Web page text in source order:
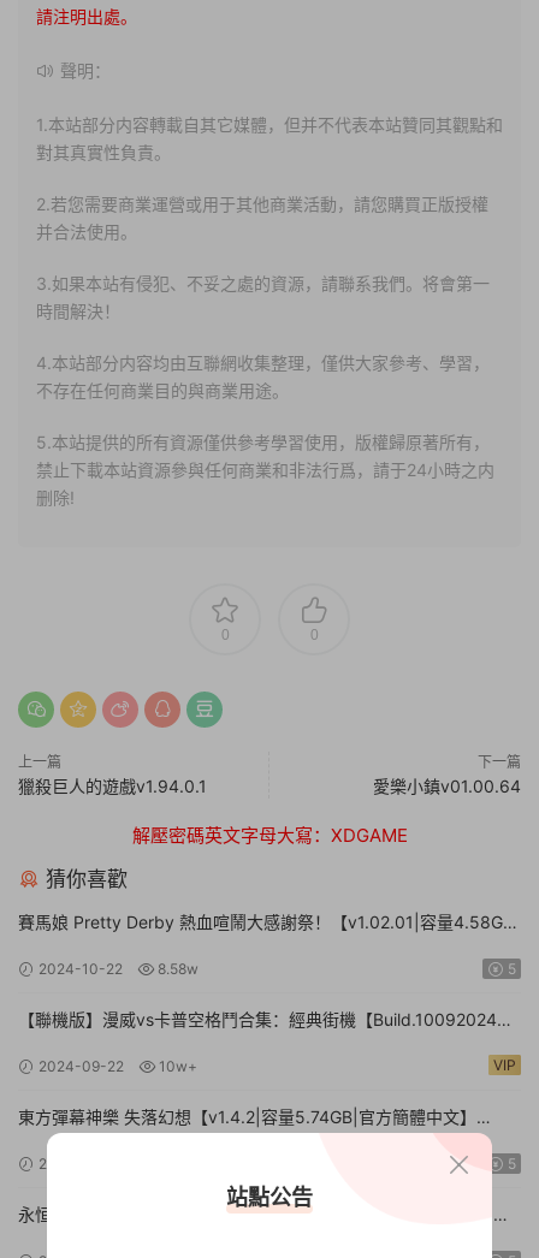
請注明出處。
聲明：
1.本站部分内容轉載自其它媒體，但并不代表本站贊同其觀點和
對其真實性負責。
2.若您需要商業運營或用于其他商業活動，請您購買正版授權
并合法使用。
3.如果本站有侵犯、不妥之處的資源，請聯系我們。将會第一
時間解決！
4.本站部分内容均由互聯網收集整理，僅供大家參考、學習，
不存在任何商業目的與商業用途。
5.本站提供的所有資源僅供參考學習使用，版權歸原著所有，
禁止下載本站資源參與任何商業和非法行爲，請于24小時之内
删除!
0 0
上一篇
獵殺巨人的遊戲v1.94.0.1
下一篇
愛樂小鎮v01.00.64
解壓密碼英文字母大寫：XDGAME
猜你喜歡
賽馬娘 Pretty Derby 熱血喧鬧大感謝祭！【v1.02.01|容量4.58GB|
2024-10-22 8.58w 5
【聯機版】漫威vs卡普空格鬥合集：經典街機【Build.10092024聯
Collection: Arcade Classics
2024-09-22 10w+ VIP
東方彈幕神樂 失落幻想【v1.4.2|容量5.74GB|官方簡體中文】
Touhou Danmaku Kagura Phantasia Lost
2024-09-21 5
永恒之花：心之所向【更新15588738|容量4.44GB|官方簡體中
站點公告